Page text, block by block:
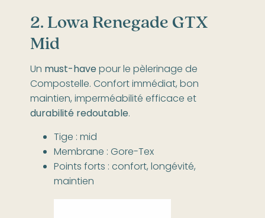
2. Lowa Renegade GTX
Mid
Un must-havepour le pèlerinage de
Compostelle. Confort immédiat, bon
maintien, imperméabilité efficace et
durabilité redoutable.
Tige : mid
Membrane : Gore-Tex
Points forts : confort, longévité,
maintien